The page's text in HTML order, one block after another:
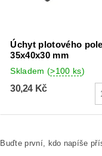
Úchyt plotového
35x40x30 mm
Skladem (>100 ks)
30,24 Kč
Buďte první, kdo napíše